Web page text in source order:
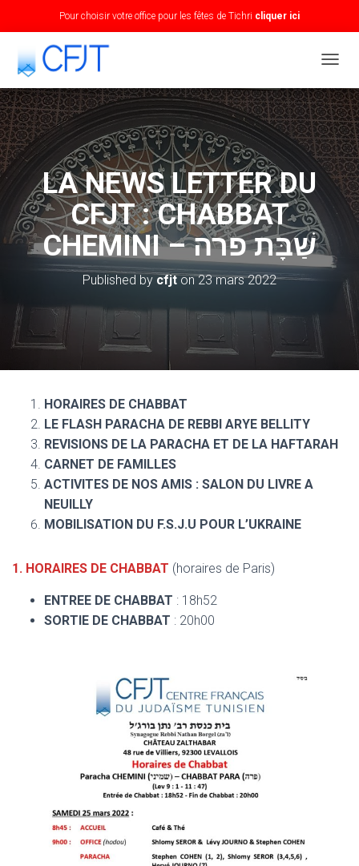
Pour choisir votre office pour les fêtes de Tichri cliquer ici
O
G
G
L
E
N
A
T
I
LA NEWS LETTER DU
CFJT : CHABBAT
CHEMINI – שַׁבָּת פרה
Published bycfjton23 mars 2022
HORAIRES DE CHABBAT
LE FLASH PARACHA DE REBBI ARYE BELLITY
REVISIONS DE LA PARACHA ET DE LA HAFTARAH
CARNET DE FAMILLES
ACTIVITES DE NOS AMIS : SALON DU LIVRE A
NEUILLY
MOBILISATION DU F.S.J.U POUR L’UKRAINE
1. HORAIRES DE CHABBAT (horaires de Paris)
ENTREE DE CHABBAT : 18h52
SORTIE DE CHABBAT : 20h00